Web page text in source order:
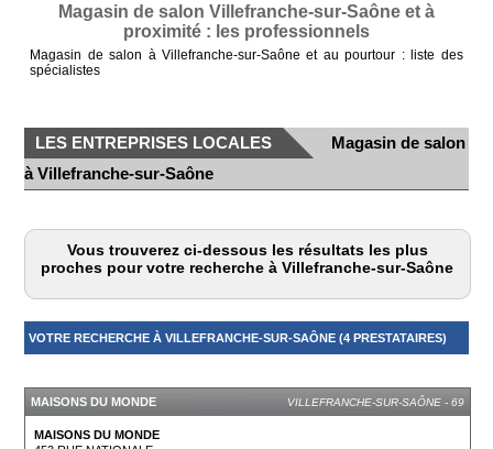
Magasin de salon Villefranche-sur-Saône et à
proximité : les professionnels
Magasin de salon à Villefranche-sur-Saône et au pourtour : liste des
spécialistes
LES ENTREPRISES LOCALES
Magasin de salon
à Villefranche-sur-Saône
Vous trouverez ci-dessous les résultats les plus
proches pour votre recherche à Villefranche-sur-Saône
VOTRE RECHERCHE À VILLEFRANCHE-SUR-SAÔNE (4 PRESTATAIRES)
MAISONS DU MONDE VILLEFRANCHE-SUR-SAÔNE - 69
MAISONS DU MONDE